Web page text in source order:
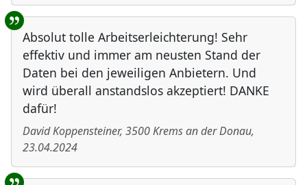
Absolut tolle Arbeitserleichterung! Sehr
effektiv und immer am neusten Stand der
Daten bei den jeweiligen Anbietern. Und
wird überall anstandslos akzeptiert! DANKE
dafür!
David Koppensteiner, 3500Krems an der Donau,
23.04.2024